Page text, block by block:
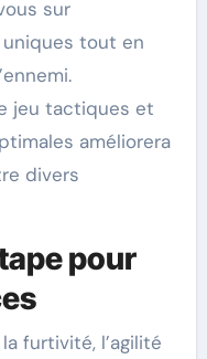
sur
tout en
jeu tactiques et
améliorera
divers
pour
furtivité, l’agilité